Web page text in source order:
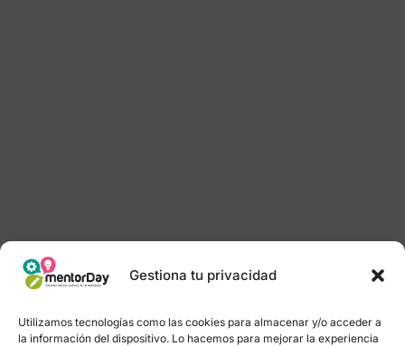
Gestiona tu privacidad
Utilizamos tecnologías como las cookies para almacenar y/o acceder a
la información del dispositivo. Lo hacemos para mejorar la experiencia